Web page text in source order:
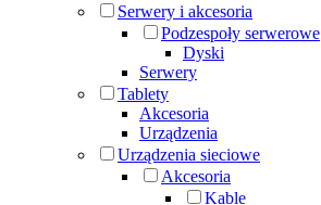
Serwery i akcesoria
Podzespoły serwerowe
Dyski
Serwery
Tablety
Akcesoria
Urządzenia
Urządzenia sieciowe
Akcesoria
Kable